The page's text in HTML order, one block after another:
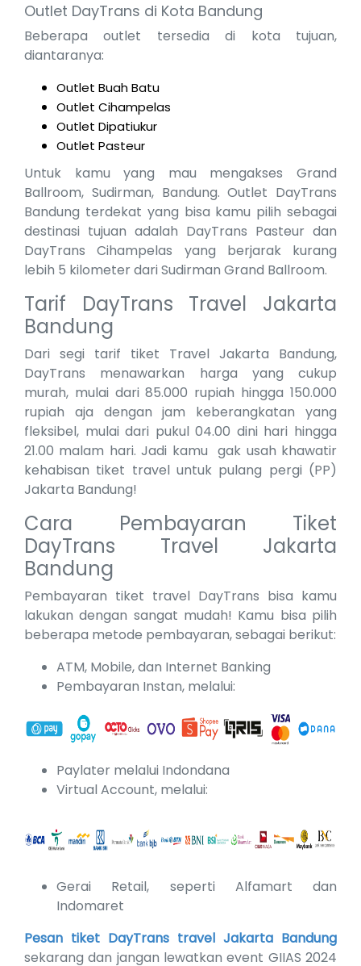
Outlet DayTrans di Kota Bandung
Beberapa outlet tersedia di kota tujuan,
diantaranya:
Outlet Buah Batu
Outlet Cihampelas
Outlet Dipatiukur
Outlet Pasteur
Untuk kamu yang mau mengakses Grand
Ballroom, Sudirman, Bandung. Outlet DayTrans
Bandung terdekat yang bisa kamu pilih sebagai
destinasi tujuan adalah DayTrans Pasteur dan
DayTrans Cihampelas yang berjarak kurang
lebih 5 kilometer dari Sudirman Grand Ballroom.
Tarif DayTrans Travel Jakarta
Bandung
Dari segi tarif tiket Travel Jakarta Bandung,
DayTrans menawarkan harga yang cukup
murah, mulai dari 85.000 rupiah hingga 150.000
rupiah aja dengan jam keberangkatan yang
fleksibel, mulai dari pukul 04.00 dini hari hingga
21.00 malam hari. Jadi kamu gak usah khawatir
kehabisan tiket travel untuk pulang pergi (PP)
Jakarta Bandung!
Cara Pembayaran Tiket
DayTrans Travel Jakarta
Bandung
Pembayaran tiket travel DayTrans bisa kamu
lakukan dengan sangat mudah! Kamu bisa pilih
beberapa metode pembayaran, sebagai berikut:
ATM, Mobile, dan Internet Banking
Pembayaran Instan, melalui:
Paylater melalui Indondana
Virtual Account, melalui:
Gerai Retail, seperti Alfamart dan
Indomaret
Pesan tiket DayTrans travel Jakarta Bandung
sekarang dan jangan lewatkan event GIIAS 2024